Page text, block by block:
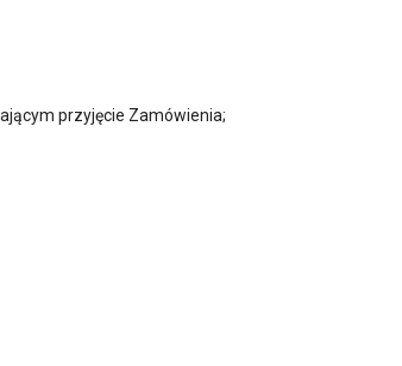
przyjęcie Zamówienia;